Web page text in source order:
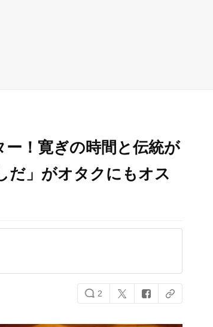
！寛ぎの時間と伝統が
だ」がオタクにもオス
2